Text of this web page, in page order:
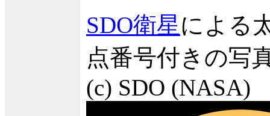
SDO衛星による
点番号付きの写
(c) SDO (NASA)